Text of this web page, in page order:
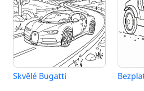
Skvělé Bugatti